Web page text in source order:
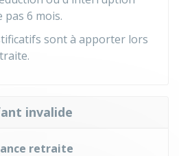
pas 6 mois.
sont à apporter lors
invalide
retraite